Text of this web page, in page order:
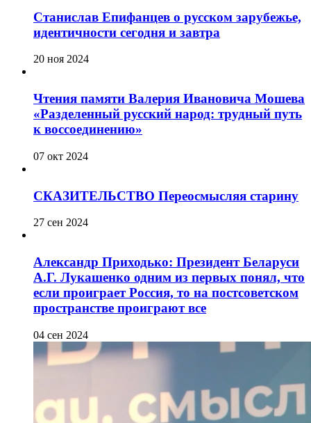
Станислав Епифанцев о русском зарубежье,
идентичности сегодня и завтра
20 ноя 2024
Чтения памяти Валерия Ивановича Мошева
«Разделенный русский народ: трудный путь
к воссоединению»
07 окт 2024
СКАЗИТЕЛЬСТВО Переосмысляя старину
27 сен 2024
Александр Приходько: Президент Беларуси
А.Г. Лукашенко одним из первых понял, что
если проиграет Россия, то на постсоветском
пространстве проиграют все
04 сен 2024